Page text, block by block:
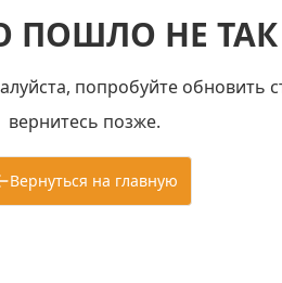
ПОШЛО НЕ ТАК
попробуйте обновить
вернитесь позже.
Вернуться на главную